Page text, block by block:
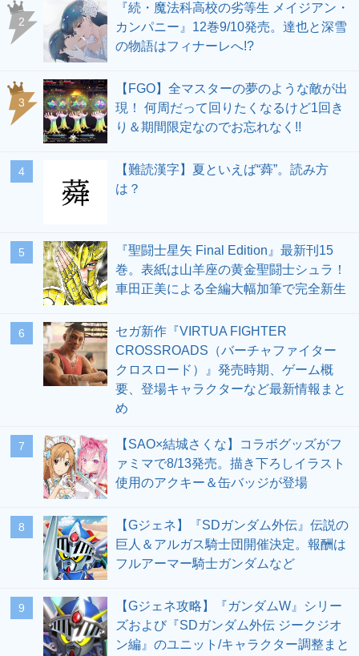
2
『続・魔法科高校の劣等生 メイジアン・
カンパニー』12巻9/10発売。達也と深雪
の物語はフィナーレへ!?
3
【FGO】全マスターの夢のような敵が出
現！ 何周だって回りたくなるけど1回き
り＆期間限定なのでお忘れなく!!
4
【難読漢字】夏といえば“蕣”。読み方
は？
5
『聖闘士星矢 Final Edition』最新刊15
巻。表紙は山羊座の黄金聖闘士シュラ！
車田正美による全編大幅加筆で完全新生
6
セガ新作『VIRTUA FIGHTER
CROSSROADS（バーチャファイター
クロスロード）』発売時期、ゲーム概
要、登場キャラクターなど最新情報まと
め
7
【SAO×結城さくな】コラボグッズがフ
ァミマで8/13発売。描き下ろしイラスト
使用のアクキー＆缶バッジが登場
8
【Gジェネ】『SDガンダム外伝』伝説の
巨人＆アルガス騎士団開催決定。報酬は
フルアーマー騎士ガンダムなど
9
【Gジェネ攻略】『ガンダムW』シリー
ズおよび『SDガンダム外伝 ジークジオ
ン編』のユニット/キャラクター調整まと